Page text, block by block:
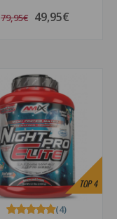
79,95€ 49,95€
TOP4
(4)